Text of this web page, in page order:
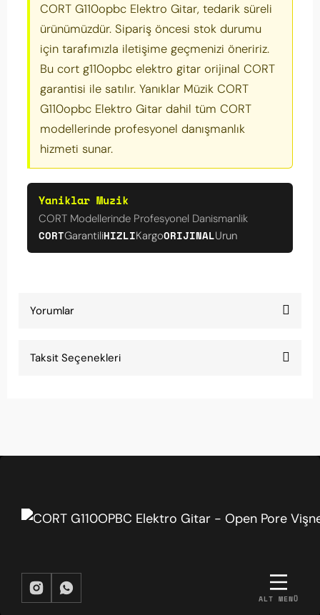
CORT G110opbc Elektro Gitar, tedarik süreli
ürünümüzdür. Sipariş öncesi stok durumu
için tarafımızla iletişime geçmenizi öneririz.
Bu cort g110opbc elektro gitar orijinal CORT
garantisi ile satılır. Yanıklar Müzik CORT
G110opbc Elektro Gitar dahil tüm CORT
modellerinde profesyonel danışmanlık
hizmeti sunar.
Yaniklar Muzik
CORT Modellerinde Profesyonel Danismanlik
CORTGarantiliHIZLIKargoORIJINALUrun
Yorumlar
Taksit Seçenekleri
ALT MENÜ